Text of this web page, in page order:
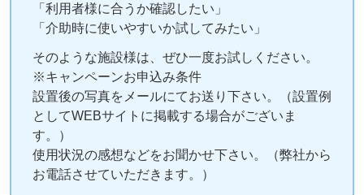
「利用者様に合うか確認したい」
「介助時に使いやすいか試してみたい」
そのような施設様は、ぜひ一度お試しください。
※キャンペーンお申込み条件
設置後の写真をメールにてお送り下さい。（設置例
としてWEBサイトに掲載する場合がございま
す。）
使用状況の感想などをお聞かせ下さい。（弊社から
お電話させていただきます。）